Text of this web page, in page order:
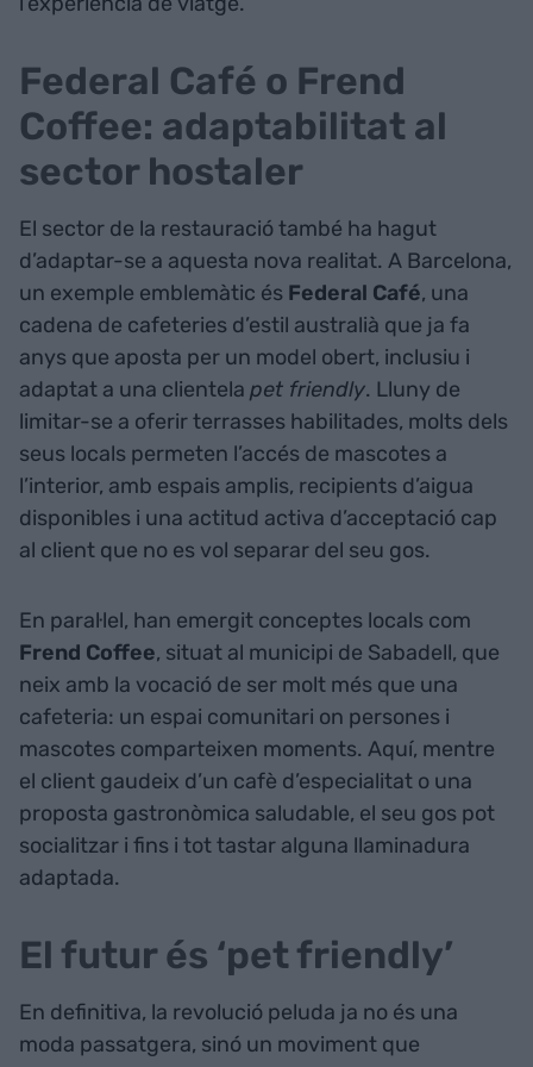
Federal Café o Frend
Coffee: adaptabilitat al
sector hostaler
El sector de la restauració també ha hagut
d’adaptar-se a aquesta nova realitat. A Barcelona,
un exemple emblemàtic és Federal Café, una
cadena de cafeteries d’estil australià que ja fa
anys que aposta per un model obert, inclusiu i
adaptat a una clientela pet friendly. Lluny de
limitar-se a oferir terrasses habilitades, molts dels
seus locals permeten l’accés de mascotes a
l’interior, amb espais amplis, recipients d’aigua
disponibles i una actitud activa d’acceptació cap
al client que no es vol separar del seu gos.
En paral·lel, han emergit conceptes locals com
Frend Coffee, situat al municipi de Sabadell, que
neix amb la vocació de ser molt més que una
cafeteria: un espai comunitari on persones i
mascotes comparteixen moments. Aquí, mentre
el client gaudeix d’un cafè d’especialitat o una
proposta gastronòmica saludable, el seu gos pot
socialitzar i fins i tot tastar alguna llaminadura
adaptada.
El futur és ‘pet friendly’
En definitiva, la revolució peluda ja no és una
moda passatgera, sinó un moviment que